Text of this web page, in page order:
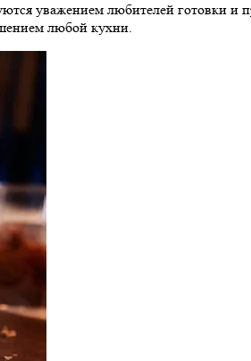
уважением любителей готовки и
любой кухни.